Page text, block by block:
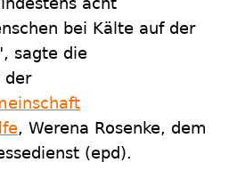
bei Kälte auf der
sagte die
der
, Werena Rosenke, dem
(epd).